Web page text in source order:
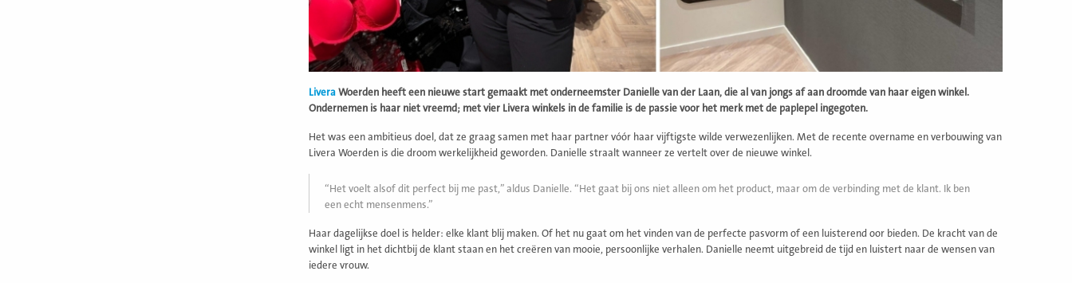
Livera Woerden heeft een nieuwe start gemaakt met onderneemster Danielle van der Laan, die al van jongs af aan droomde van haar eigen winkel.
Ondernemen is haar niet vreemd; met vier Livera winkels in de familie is de passie voor het merk met de paplepel ingegoten.
Het was een ambitieus doel, dat ze graag samen met haar partner vóór haar vijftigste wilde verwezenlijken. Met de recente overname en verbouwing van
Livera Woerden is die droom werkelijkheid geworden. Danielle straalt wanneer ze vertelt over de nieuwe winkel.
Het voelt alsof dit perfect bij me past,” aldus Danielle. “Het gaat bij ons niet alleen om het product, maar om de verbinding met de klant. Ik ben
een echt mensenmens.
Haar dagelijkse doel is helder: elke klant blij maken. Of het nu gaat om het vinden van de perfecte pasvorm of een luisterend oor bieden. De kracht van de
winkel ligt in het dichtbij de klant staan en het creëren van mooie, persoonlijke verhalen. Danielle neemt uitgebreid de tijd en luistert naar de wensen van
iedere vrouw.